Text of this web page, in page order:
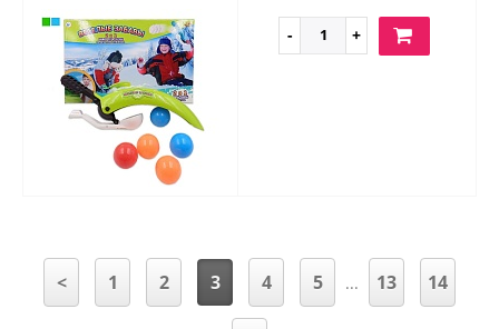
< 1 2 3 4 5 ... 13 14